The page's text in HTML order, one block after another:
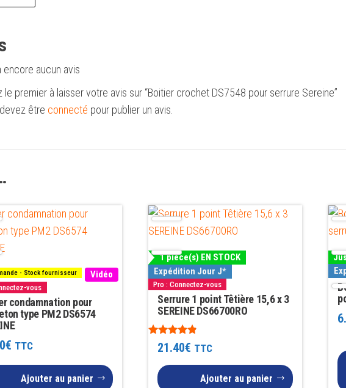
encore aucun avis
le premier à laisser votre avis sur “Boitier crochet DS7548 pour serrure Sereine”
être connecté pour publier un avis.
- Stock fournisseur Vidéo
vous
condamnation pour
type PM2 DS6574
€ TTC
Ajouter au panier
1 pièce(s) EN STOCK
Expédition Jour J*
Pro : Connectez-vous
Serrure 1 point Têtière 15,6 x 3
SEREINE DS66700RO
Note
4.6721.40€ TTC
Ajouter au panier
Ce
a
Les
être
sur